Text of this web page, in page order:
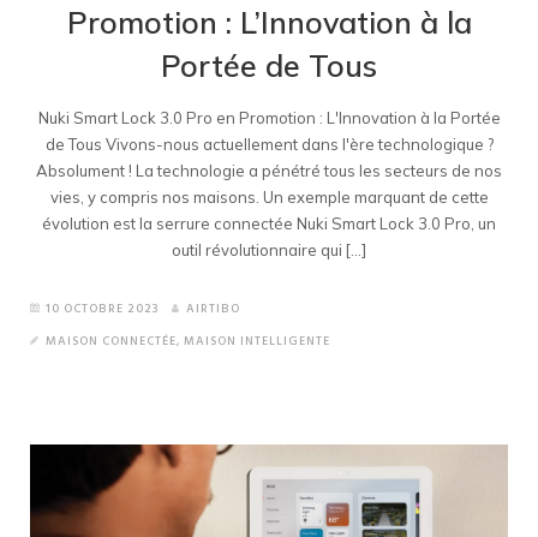
Promotion : L’Innovation à la
Portée de Tous
Nuki Smart Lock 3.0 Pro en Promotion : L'Innovation à la Portée
de Tous Vivons-nous actuellement dans l'ère technologique ?
Absolument ! La technologie a pénétré tous les secteurs de nos
vies, y compris nos maisons. Un exemple marquant de cette
évolution est la serrure connectée Nuki Smart Lock 3.0 Pro, un
outil révolutionnaire qui [...]
10 OCTOBRE 2023
AIRTIBO
MAISON CONNECTÉE, MAISON INTELLIGENTE